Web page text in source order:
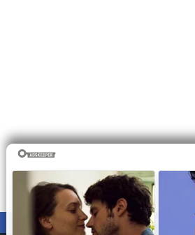
ПРАВООБЛАДАТЕЛЯМ ПОЛИТИКА